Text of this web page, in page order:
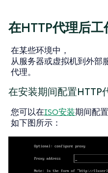
在HTTP代理后工
在某些环境中，
从服务器或虚拟机到外部
代理。
在安装期间配置HTTP
您可以在ISO安装期间配
如下图所示：